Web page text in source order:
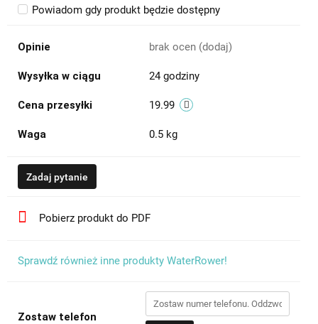
Powiadom gdy produkt będzie dostępny
Opinie brak ocen (dodaj)
Wysyłka w ciągu 24 godziny
Cena przesyłki 19.99
Waga 0.5 kg
Zadaj pytanie
Pobierz produkt do PDF
Sprawdź również inne produkty WaterRower!
Zostaw telefon